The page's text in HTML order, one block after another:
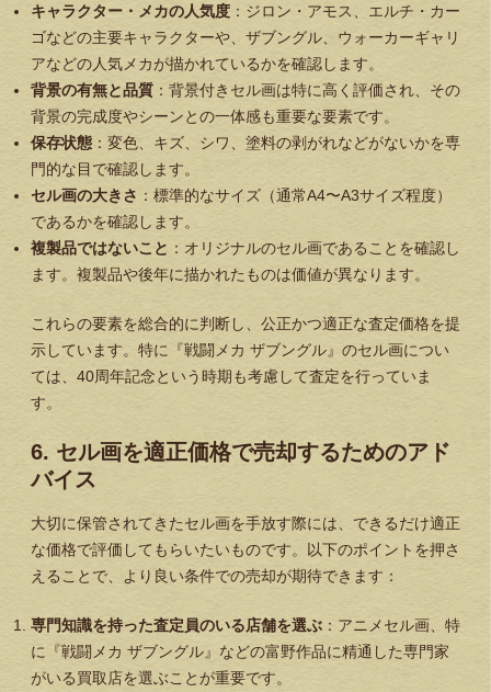
キャラクター・メカの人気度 ：ジロン・アモス、エルチ・カー
ゴなどの主要キャラクターや、ザブングル、ウォーカーギャリ
アなどの人気メカが描かれているかを確認します。
背景の有無と品質 ：背景付きセル画は特に高く評価され、その
背景の完成度やシーンとの一体感も重要な要素です。
保存状態 ：変色、キズ、シワ、塗料の剥がれなどがないかを専
門的な目で確認します。
セル画の大きさ ：標準的なサイズ（通常A4〜A3サイズ程度）
であるかを確認します。
複製品ではないこと ：オリジナルのセル画であることを確認し
ます。複製品や後年に描かれたものは価値が異なります。
これらの要素を総合的に判断し、公正かつ適正な査定価格を提
示しています。特に『戦闘メカ ザブングル』のセル画につい
ては、40周年記念という時期も考慮して査定を行っていま
す。
6. セル画を適正価格で売却するためのアド
バイス
大切に保管されてきたセル画を手放す際には、できるだけ適正
な価格で評価してもらいたいものです。以下のポイントを押さ
えることで、より良い条件での売却が期待できます：
専門知識を持った査定員のいる店舗を選ぶ ：アニメセル画、特
に『戦闘メカ ザブングル』などの富野作品に精通した専門家
がいる買取店を選ぶことが重要です。